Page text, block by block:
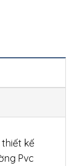
kế
Pvc